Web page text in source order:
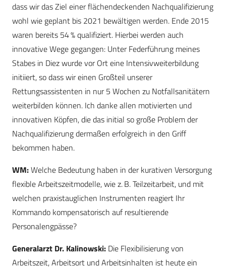
dass wir das Ziel einer flächendeckenden Nachqualifizierung
wohl wie geplant bis 2021 bewältigen werden. Ende 2015
waren bereits 54 % qualifiziert. Hierbei werden auch
innovative Wege gegangen: Unter Federführung meines
Stabes in Diez wurde vor Ort eine Intensivweiterbildung
initiiert, so dass wir einen Großteil unserer
Rettungsassistenten in nur 5 Wochen zu Notfallsanitätern
weiterbilden können. Ich danke allen motivierten und
innovativen Köpfen, die das initial so große Problem der
Nachqualifizierung dermaßen erfolgreich in den Griff
bekommen haben.
WM:Welche Bedeutung haben in der kurativen Versorgung
flexible Arbeitszeitmodelle, wie z. B. Teilzeitarbeit, und mit
welchen praxistauglichen Instrumenten reagiert Ihr
Kommando kompensatorisch auf resultierende
Personalengpässe?
Generalarzt Dr. Kalinowski: Die Flexibilisierung von
Arbeitszeit, Arbeitsort und Arbeitsinhalten ist heute ein